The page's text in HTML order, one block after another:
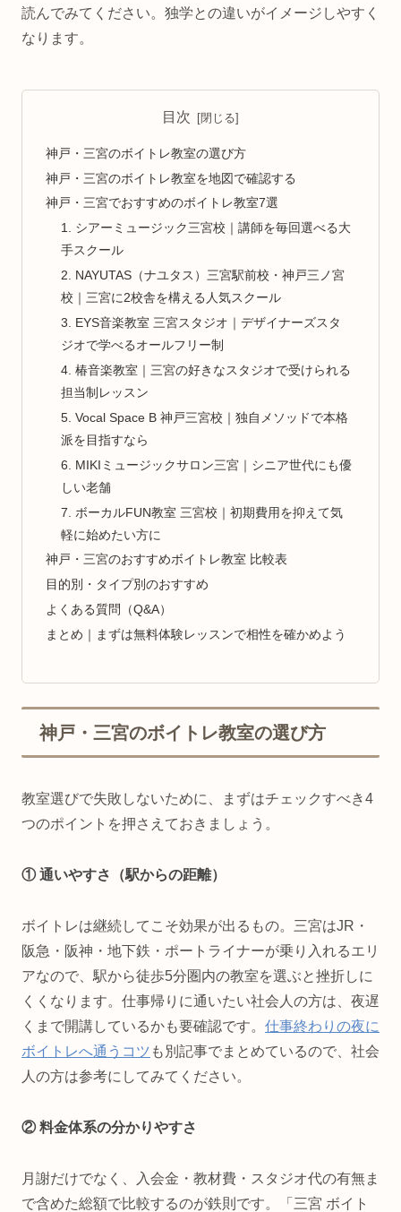
読んでみてください。独学との違いがイメージしやすく
なります。
目次
神戸・三宮のボイトレ教室の選び方
神戸・三宮のボイトレ教室を地図で確認する
神戸・三宮でおすすめのボイトレ教室7選
1. シアーミュージック三宮校｜講師を毎回選べる大
手スクール
2. NAYUTAS（ナユタス）三宮駅前校・神戸三ノ宮
校｜三宮に2校舎を構える人気スクール
3. EYS音楽教室 三宮スタジオ｜デザイナーズスタ
ジオで学べるオールフリー制
4. 椿音楽教室｜三宮の好きなスタジオで受けられる
担当制レッスン
5. Vocal Space B 神戸三宮校｜独自メソッドで本格
派を目指すなら
6. MIKIミュージックサロン三宮｜シニア世代にも優
しい老舗
7. ボーカルFUN教室 三宮校｜初期費用を抑えて気
軽に始めたい方に
神戸・三宮のおすすめボイトレ教室 比較表
目的別・タイプ別のおすすめ
よくある質問（Q&A）
まとめ｜まずは無料体験レッスンで相性を確かめよう
神戸・三宮のボイトレ教室の選び方
教室選びで失敗しないために、まずはチェックすべき4
つのポイントを押さえておきましょう。
① 通いやすさ（駅からの距離）
ボイトレは継続してこそ効果が出るもの。三宮はJR・
阪急・阪神・地下鉄・ポートライナーが乗り入れるエリ
アなので、駅から徒歩5分圏内の教室を選ぶと挫折しに
くくなります。仕事帰りに通いたい社会人の方は、夜遅
くまで開講しているかも要確認です。 仕事終わりの夜に
ボイトレへ通うコツ も別記事でまとめているので、社会
人の方は参考にしてみてください。
② 料金体系の分かりやすさ
月謝だけでなく、入会金・教材費・スタジオ代の有無ま
で含めた総額で比較するのが鉄則です。「三宮 ボイト